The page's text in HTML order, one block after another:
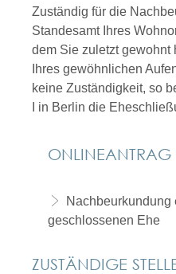
Zuständig für die
Standesamt Ihres
dem Sie zuletzt gewohnt
Ihres gewöhnlichen
keine Zuständigkeit, so
I in Berlin die
ONLINEANTRAG
Nachbeurkundung
geschlossenen Ehe
ZUSTÄNDIGE